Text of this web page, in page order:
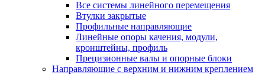
Все системы линейного перемещения
Втулки закрытые
Профильные направляющие
Линейные опоры качения, модули,
кронштейны, профиль
Прецизионные валы и опорные блоки
Направляющие с верхним и нижним креплением